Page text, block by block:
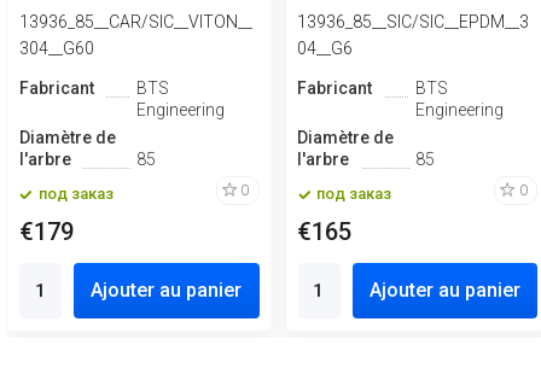
13936_85__CAR/SIC__VITON__
304__G60
Fabricant
BTS
Engineering
Diamètre de
l'arbre
85
под заказ 0
€179
Ajouter au panier
13936_85__SIC/SIC__EPDM__3
04__G6
Fabricant
BTS
Engineering
Diamètre de
l'arbre
85
под заказ 0
€165
Ajouter au panier